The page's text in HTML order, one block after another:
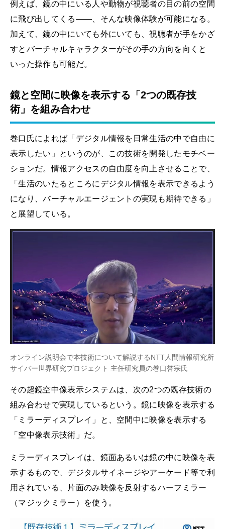
例えば、鏡の中にいる人や動物が視聴者の目の前の空間
に飛び出してくる――、そんな映像体験が可能になる。
加えて、鏡の中にいても外にいても、視聴者が手をかざ
すとバーチャルキャラクターがその手の方向を向くと
いった操作も可能だ。
鏡と空間に映像を表示する「2つの既存技
術」を組み合わせ
巻口氏によれば「デジタル情報を日常生活の中で自由に
表示したい」というのが、この技術を開発したモチベー
ションだ。情報アクセスの自由度を向上させることで、
「生活のいたるところにデジタル情報を表示できるよう
になり、バーチャルエージェントの実現も期待できる」
と展望している。
オンライン説明会で本技術について解説するNTT人間情報研究所
サイバー世界研究プロジェクト 主任研究員の巻口誉宗氏
その超鏡空中像表示システムは、次の2つの既存技術の
組み合わせで実現しているという。鏡に映像を表示する
「ミラーディスプレイ」と、空間中に映像を表示する
「空中像表示技術」だ。
ミラーディスプレイは、鏡面あるいは鏡の中に映像を表
示するもので、デジタルサイネージやアーケード等で利
用されている、片面のみ映像を反射するハーフミラー
（マジックミラー）を使う。